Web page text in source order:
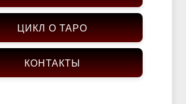
ЦИКЛ О ТАРО
КОНТАКТЫ